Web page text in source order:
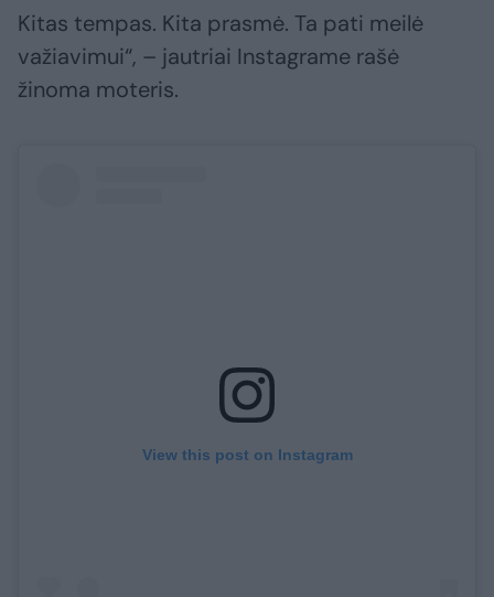
Kitas tempas. Kita prasmė. Ta pati meilė
važiavimui“, – jautriai Instagrame rašė
žinoma moteris.
View this post on Instagram